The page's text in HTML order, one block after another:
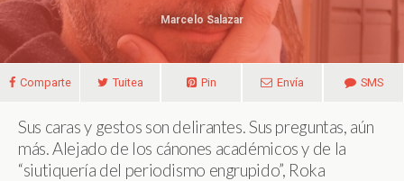
Marcelo Salazar
Comparte Tuitea Pin Envía SMS
Sus caras y gestos son delirantes. Sus preguntas, aún
más. Alejado de los cánones académicos y de la
“siutiquería del periodismo engrupido”, Roka